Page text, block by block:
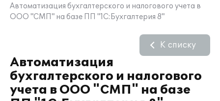
Автоматизация бухгалтерского и налогового учета в
ООО "СМП" на базе ПП "1С:Бухгалтерия 8"
Автоматизация
бухгалтерского и налогового
учета в ООО "СМП" на базе
К списку